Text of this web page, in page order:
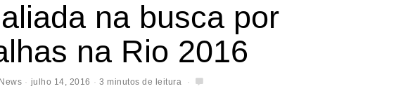
na busca por
na Rio 2016
julho 14, 2016 3 minutos de leitura